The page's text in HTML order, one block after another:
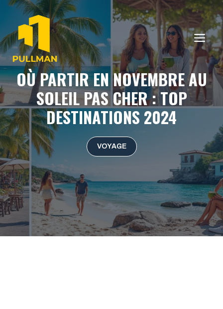
Aller
contenu
OÙ PARTIR EN NOVEMBRE AU
SOLEIL PAS CHER : TOP
DESTINATIONS 2024
VOYAGE